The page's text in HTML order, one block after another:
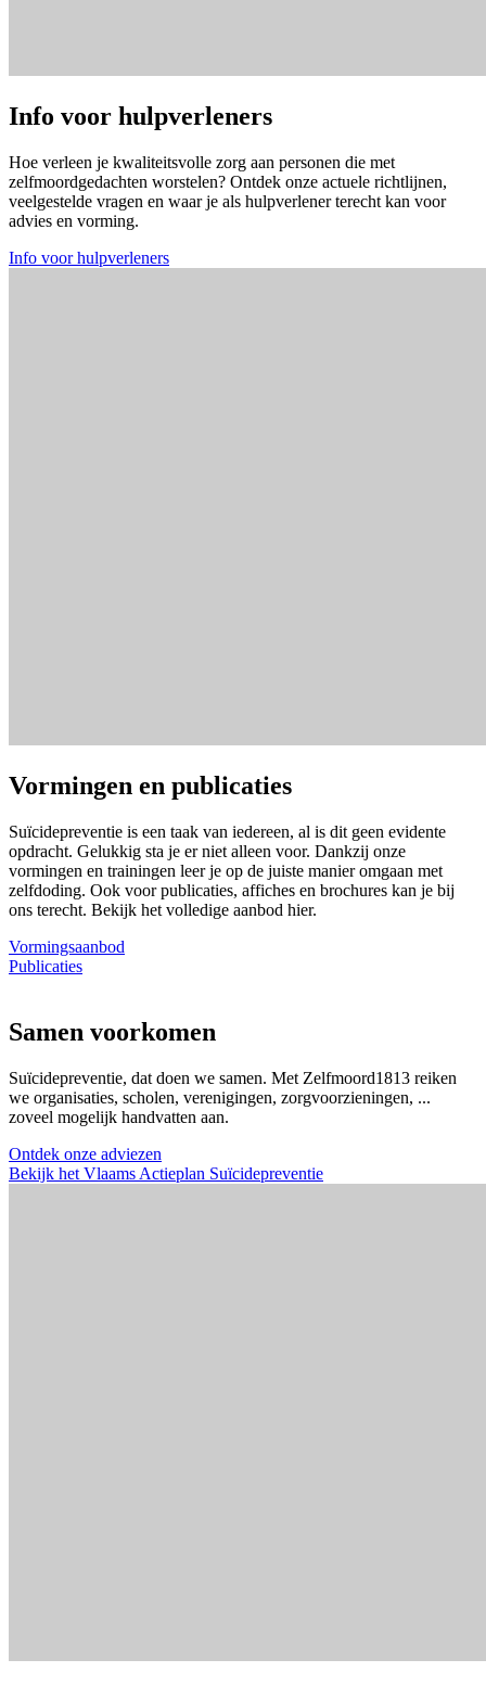
Info voor hulpverleners
Hoe verleen je kwaliteitsvolle zorg aan personen die met
zelfmoordgedachten worstelen? Ontdek onze actuele richtlijnen,
veelgestelde vragen en waar je als hulpverlener terecht kan voor
advies en vorming.
Info voor hulpverleners
Vormingen en publicaties
Suïcidepreventie is een taak van iedereen, al is dit geen evidente
opdracht. Gelukkig sta je er niet alleen voor. Dankzij onze
vormingen en trainingen leer je op de juiste manier omgaan met
zelfdoding. Ook voor publicaties, affiches en brochures kan je bij
ons terecht. Bekijk het volledige aanbod hier.
Vormingsaanbod
Publicaties
Samen voorkomen
Suïcidepreventie, dat doen we samen. Met Zelfmoord1813 reiken
we organisaties, scholen, verenigingen, zorgvoorzieningen, ...
zoveel mogelijk handvatten aan.
Ontdek onze adviezen
Bekijk het Vlaams Actieplan Suïcidepreventie